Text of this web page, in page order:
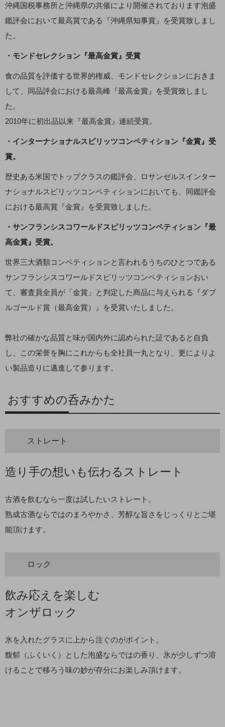
沖縄国税事務所と沖縄県の共催により開催されております泡盛
鑑評会において最高賞である『沖縄県知事賞』を受賞致しまし
た。
・モンドセレクション『最高金賞』受賞
食の品質を評価する世界的権威、モンドセレクションにおきま
して、同品評会における最高峰『最高金賞』を受賞致しまし
た。
2010年に初出品以来『最高金賞』連続受賞。
・インターナショナルスピリッツコンペティション『金賞』受
賞。
歴史ある米国でトップクラスの鑑評会、ロサンゼルスインター
ナショナルスピリッツコンペティションにおいても、同鑑評会
における最高賞『金賞』を受賞致しました。
・サンフランシスコワールドスピリッツコンペティション『最
高金賞』受賞。
世界三大酒類コンペティションと言われるうちのひとつである
サンフランシスコワールドスピリッツコンペティションおい
て、審査員全員が「金賞」と判定した商品に与えられる『ダブ
ルゴールド賞（最高金賞）』を受賞いたしました。
弊社の確かな品質と味が国内外に認められた証であると自負
し、この栄誉を胸にこれからも全社員一丸となり、更によりよ
い製品造りに邁進して参ります。
おすすめの呑みかた
ストレート
造り手の想いも伝わるストレート
古酒を飲むなら一度は試したいストレート。
熟成古酒ならではのまろやかさ、芳醇な旨さをじっくりとご堪
能頂けます。
ロック
飲み応えを楽しむ
オンザロック
氷を入れたグラスに上から注ぐのがポイント。
馥郁（ふくいく）とした泡盛ならではの香り、氷が少しずつ溶
けることで移ろう味の妙が存分にお楽しみ頂けます。